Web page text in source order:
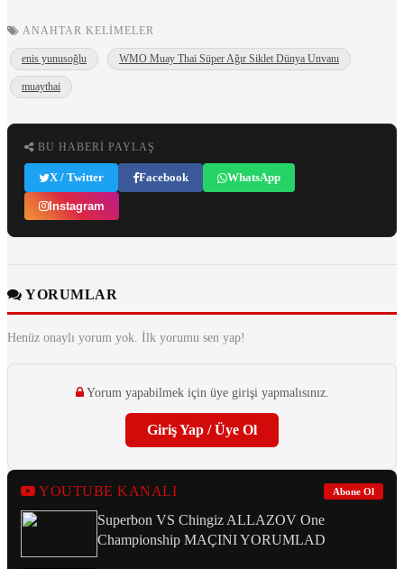
ANAHTAR KELIMELER
enis yunusoğlu WMO Muay Thai Süper Ağır Siklet Dünya Unvanı
muaythai
BU HABERI PAYLAŞ
X / Twitter Facebook WhatsApp
Instagram
YORUMLAR
Henüz onaylı yorum yok. İlk yorumu sen yap!
Yorum yapabilmek için üye girişi yapmalısınız.
Giriş Yap / Üye Ol
YOUTUBE KANALI Abone Ol
Superbon VS Chingiz ALLAZOV One
Championship MAÇINI YORUMLAD